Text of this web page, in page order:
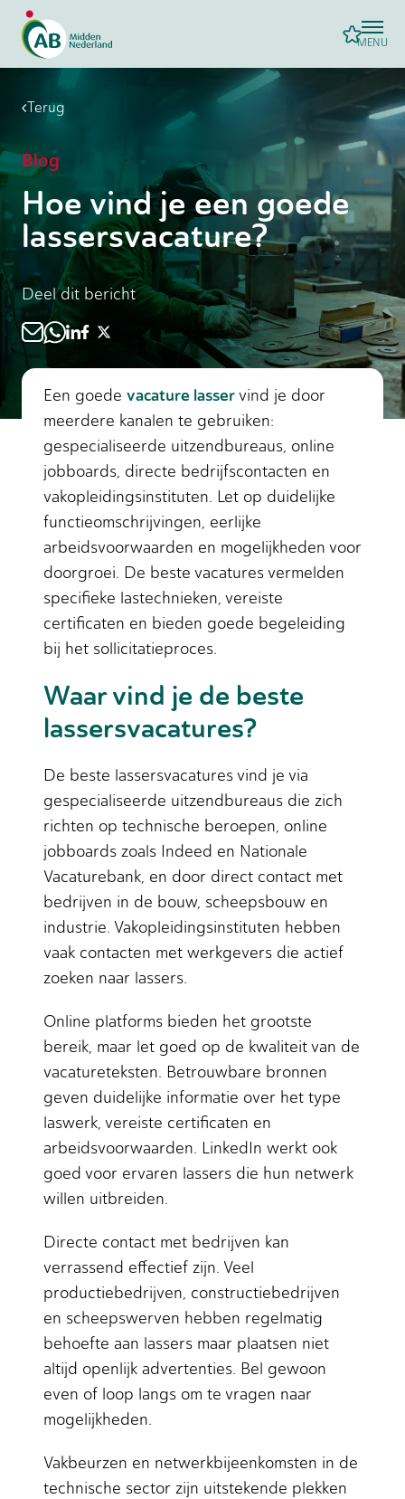
MENU
Terug
Blog
Hoe vind je een goede
lassersvacature?
Deel dit bericht
Een goede vacature lasservind je door
meerdere kanalen te gebruiken:
gespecialiseerde uitzendbureaus, online
jobboards, directe bedrijfscontacten en
vakopleidingsinstituten. Let op duidelijke
functieomschrijvingen, eerlijke
arbeidsvoorwaarden en mogelijkheden voor
doorgroei. De beste vacatures vermelden
specifieke lastechnieken, vereiste
certificaten en bieden goede begeleiding
bij het sollicitatieproces.
Waar vind je de beste
lassersvacatures?
De beste lassersvacatures vind je via
gespecialiseerde uitzendbureaus die zich
richten op technische beroepen, online
jobboards zoals Indeed en Nationale
Vacaturebank, en door direct contact met
bedrijven in de bouw, scheepsbouw en
industrie. Vakopleidingsinstituten hebben
vaak contacten met werkgevers die actief
zoeken naar lassers.
Online platforms bieden het grootste
bereik, maar let goed op de kwaliteit van de
vacatureteksten. Betrouwbare bronnen
geven duidelijke informatie over het type
laswerk, vereiste certificaten en
arbeidsvoorwaarden. LinkedIn werkt ook
goed voor ervaren lassers die hun netwerk
willen uitbreiden.
Directe contact met bedrijven kan
verrassend effectief zijn. Veel
productiebedrijven, constructiebedrijven
en scheepswerven hebben regelmatig
behoefte aan lassers maar plaatsen niet
altijd openlijk advertenties. Bel gewoon
even of loop langs om te vragen naar
mogelijkheden.
Vakbeurzen en netwerkbijeenkomsten in de
technische sector zijn uitstekende plekken